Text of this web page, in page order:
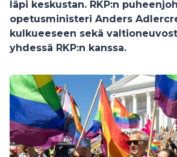
läpi keskustan. RKP:n
opetusministeri Anders
kulkueeseen sekä
yhdessä RKP:n kanssa.